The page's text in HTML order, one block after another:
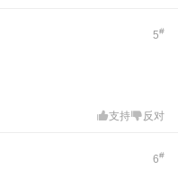
5#
支持 反对
6#